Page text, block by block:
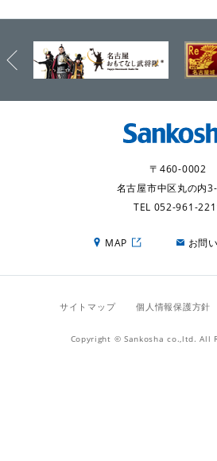
〒460-0002
名古屋市中区丸の内
TEL 052-961-
MAP お問
サイトマップ 個人情報保護方針
Copyright © Sankosha co.,ltd. All